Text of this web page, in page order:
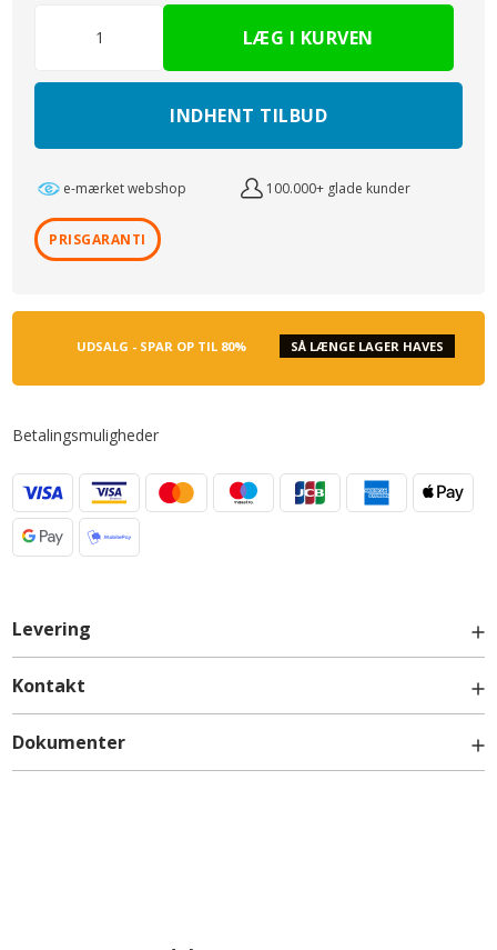
INDHENT TILBUD
e-mærket webshop 100.000+ glade kunder
PRISGARANTI
UDSALG - SPAR OP TIL 80% SÅ LÆNGE LAGER HAVES
Betalingsmuligheder
Levering
Kontakt
info@billigskabe.dk
Dokumenter